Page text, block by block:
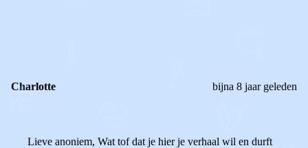
Charlotte bijna 8 jaar geleden
Lieve anoniem, Wat tof dat je hier je verhaal wil en durft